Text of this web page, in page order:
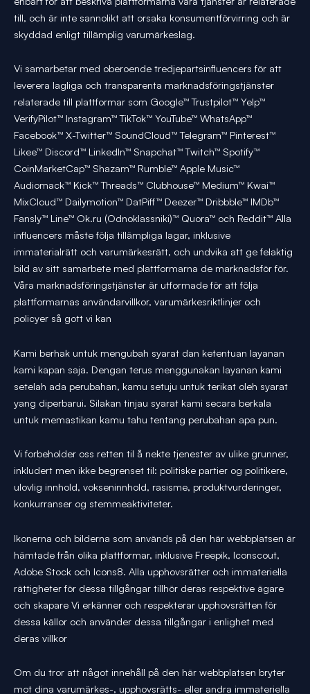
till, och är inte sannolikt att orsaka konsumentförvirring och är
skyddad enligt tillämplig varumärkeslag.
Vi samarbetar med oberoende tredjepartsinfluencers för att
leverera lagliga och transparenta marknadsföringstjänster
relaterade till plattformar som Google™ Trustpilot™ Yelp™
VerifyPilot™ Instagram™ TikTok™ YouTube™ WhatsApp™
Facebook™ X-Twitter™ SoundCloud™ Telegram™ Pinterest™
Likee™ Discord™ LinkedIn™ Snapchat™ Twitch™ Spotify™
CoinMarketCap™ Shazam™ Rumble™ Apple Music™
Audiomack™ Kick™ Threads™ Clubhouse™ Medium™ Kwai™
MixCloud™ Dailymotion™ DatPiff™ Deezer™ Dribbble™ IMDb™
Fansly™ Line™ Ok.ru (Odnoklassniki)™ Quora™ och Reddit™ Alla
influencers måste följa tillämpliga lagar, inklusive
immaterialrätt och varumärkesrätt, och undvika att ge felaktig
bild av sitt samarbete med plattformarna de marknadsför för.
Våra marknadsföringstjänster är utformade för att följa
plattformarnas användarvillkor, varumärkesriktlinjer och
policyer så gott vi kan
Kami berhak untuk mengubah syarat dan ketentuan layanan
kami kapan saja. Dengan terus menggunakan layanan kami
setelah ada perubahan, kamu setuju untuk terikat oleh syarat
yang diperbarui. Silakan tinjau syarat kami secara berkala
untuk memastikan kamu tahu tentang perubahan apa pun.
Vi forbeholder oss retten til å nekte tjenester av ulike grunner,
inkludert men ikke begrenset til: politiske partier og politikere,
ulovlig innhold, vokseninnhold, rasisme, produktvurderinger,
konkurranser og stemmeaktiviteter.
Ikonerna och bilderna som används på den här webbplatsen är
hämtade från olika plattformar, inklusive Freepik, Iconscout,
Adobe Stock och Icons8. Alla upphovsrätter och immateriella
rättigheter för dessa tillgångar tillhör deras respektive ägare
och skapare Vi erkänner och respekterar upphovsrätten för
dessa källor och använder dessa tillgångar i enlighet med
deras villkor
Om du tror att något innehåll på den här webbplatsen bryter
mot dina varumärkes-, upphovsrätts- eller andra immateriella